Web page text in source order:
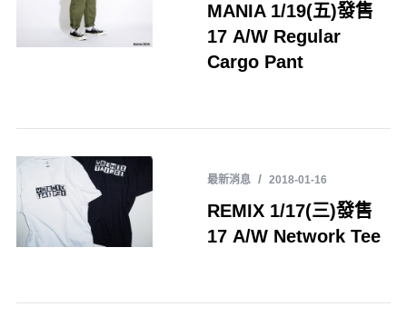
MANIA 1/19(五)發售
17 A/W Regular
Cargo Pant
最新消息 2018-01-16
REMIX 1/17(三)發售
17 A/W Network Tee